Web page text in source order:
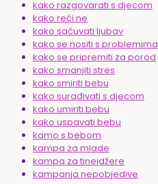
kako razgovarati s djecom
kako reći ne
kako sačuvati ljubav
kako se nositi s problemima
kako se pripremiti za porod
kako smanjiti stres
kako smiriti bebu
kako surađivati s djecom
kako umiriti bebu
kako uspavati bebu
kamo s bebom
kampa za mlade
kampa za tinejdžere
kampanja nepobjedive